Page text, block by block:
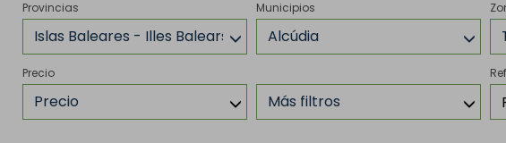
Provincias
Islas Baleares - Illes Balears
Municipios
Alcúdia
Precio
Precio Más filtros